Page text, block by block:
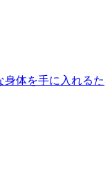
身体を手に入れるた